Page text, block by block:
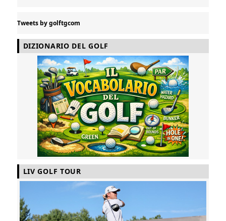
Tweets by golftgcom
DIZIONARIO DEL GOLF
LIV GOLF TOUR